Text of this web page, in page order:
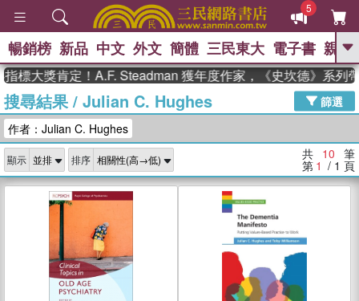
5
GO
熱搜： 東野圭吾 高希均教授回憶錄
、 The Odyssey 、 父親節 、 如果歷
獎 臺灣漫遊錄 、 方念華 、 台灣的李
登輝時代
數學女孩：黎曼猜想 、
偉大的迷走神經
暢銷榜 新品 中文 外文 簡體 三民東大 電子書 親子
標大獎肯定！A.F. Steadman 獲年度作家，《史坎德》系列帶
搜尋結果/ Julian C. Hughes
篩選
作者：Julian C. Hughes
顯示 排序 共 10 筆
第 1 / 1 頁